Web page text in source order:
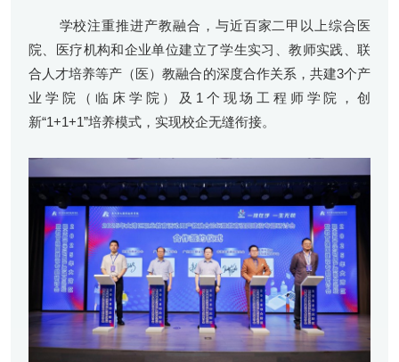
学校注重推进产教融合，与近百家二甲以上综合医
院、医疗机构和企业单位建立了学生实习、教师实践、联
合人才培养等产（医）教融合的深度合作关系，共建3个产
业学院（临床学院）及1个现场工程师学院，创
新“1+1+1”培养模式，实现校企无缝衔接。